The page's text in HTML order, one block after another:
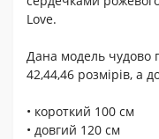
Love.
Дана модель чудово
42,44,46 розмірів, а
• короткий 100 см
• довгий 120 см